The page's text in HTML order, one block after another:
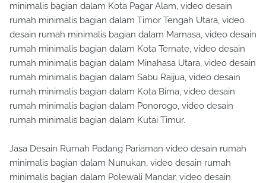
minimalis bagian dalam Kota Pagar Alam, video desain
rumah minimalis bagian dalam Timor Tengah Utara, video
desain rumah minimalis bagian dalam Mamasa, video desain
rumah minimalis bagian dalam Kota Ternate, video desain
rumah minimalis bagian dalam Minahasa Utara, video desain
rumah minimalis bagian dalam Sabu Raijua, video desain
rumah minimalis bagian dalam Kota Bima, video desain
rumah minimalis bagian dalam Ponorogo, video desain
rumah minimalis bagian dalam Kutai Timur.
Jasa Desain Rumah Padang Pariaman video desain rumah
minimalis bagian dalam Nunukan, video desain rumah
minimalis bagian dalam Polewali Mandar, video desain